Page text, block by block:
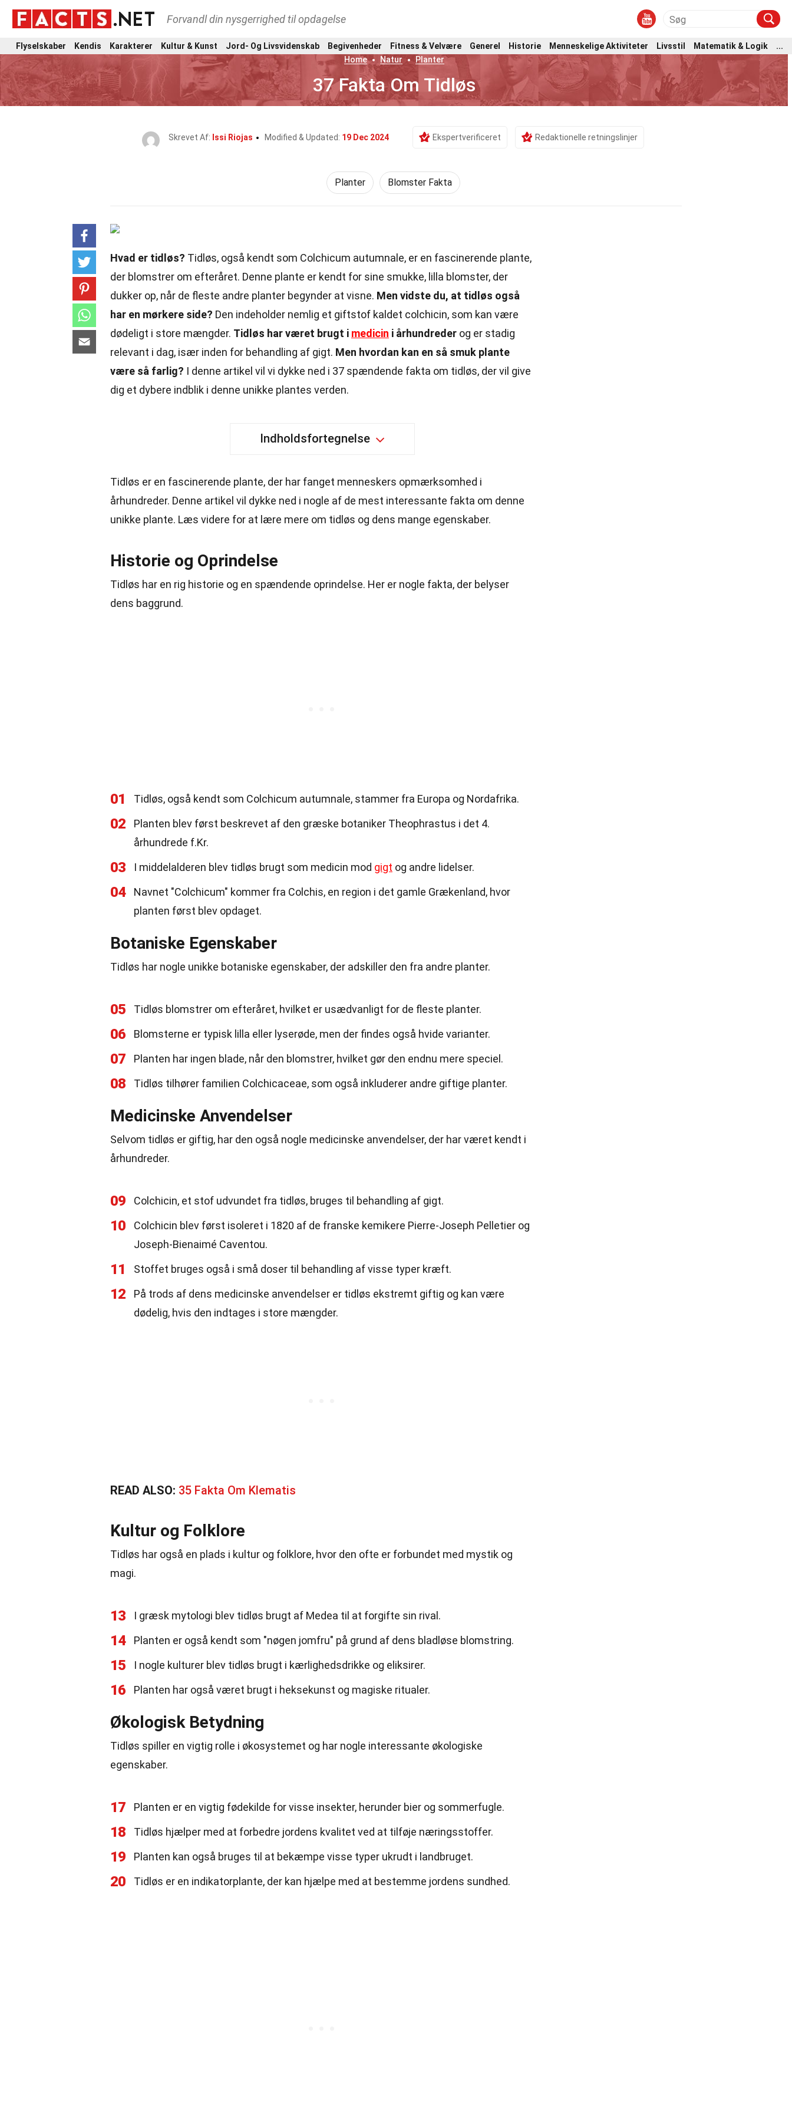
Forvandl din nysgerrighed til opdagelse
Flyselskaber Kendis Karakterer Kultur & Kunst Jord- Og Livsvidenskab Begivenheder Fitness & Velvære Generel Historie Menneskelige Aktiviteter Livsstil Matematik & Logik
...
Home
Natur Planter
37 Fakta Om Tidløs
Skrevet Af: Issi Riojas Modified & Updated: 19 Dec 2024 Ekspertverificeret Redaktionelle retningslinjer
Planter Blomster Fakta
Hvad er tidløs? Tidløs, også kendt som Colchicum autumnale, er en fascinerende plante,
der blomstrer om efteråret. Denne plante er kendt for sine smukke, lilla blomster, der
dukker op, når de fleste andre planter begynder at visne. Men vidste du, at tidløs også
har en mørkere side? Den indeholder nemlig et giftstof kaldet colchicin, som kan være
dødeligt i store mængder. Tidløs har været brugt i medicin i århundreder og er stadig
relevant i dag, især inden for behandling af gigt. Men hvordan kan en så smuk plante
være så farlig? I denne artikel vil vi dykke ned i 37 spændende fakta om tidløs, der vil give
dig et dybere indblik i denne unikke plantes verden.
Indholdsfortegnelse
Tidløs er en fascinerende plante, der har fanget menneskers opmærksomhed i
århundreder. Denne artikel vil dykke ned i nogle af de mest interessante fakta om denne
unikke plante. Læs videre for at lære mere om tidløs og dens mange egenskaber.
Historie og Oprindelse
Tidløs har en rig historie og en spændende oprindelse. Her er nogle fakta, der belyser
dens baggrund.
01 Tidløs, også kendt som Colchicum autumnale, stammer fra Europa og Nordafrika.
02
Planten blev først beskrevet af den græske botaniker Theophrastus i det 4.
århundrede f.Kr.
03 I middelalderen blev tidløs brugt som medicin mod gigt og andre lidelser.
04
Navnet "Colchicum" kommer fra Colchis, en region i det gamle Grækenland, hvor
planten først blev opdaget.
Botaniske Egenskaber
Tidløs har nogle unikke botaniske egenskaber, der adskiller den fra andre planter.
05 Tidløs blomstrer om efteråret, hvilket er usædvanligt for de fleste planter.
06 Blomsterne er typisk lilla eller lyserøde, men der findes også hvide varianter.
07 Planten har ingen blade, når den blomstrer, hvilket gør den endnu mere speciel.
08 Tidløs tilhører familien Colchicaceae, som også inkluderer andre giftige planter.
Medicinske Anvendelser
Selvom tidløs er giftig, har den også nogle medicinske anvendelser, der har været kendt i
århundreder.
09 Colchicin, et stof udvundet fra tidløs, bruges til behandling af gigt.
10
Colchicin blev først isoleret i 1820 af de franske kemikere Pierre-Joseph Pelletier og
Joseph-Bienaimé Caventou.
11 Stoffet bruges også i små doser til behandling af visse typer kræft.
12
På trods af dens medicinske anvendelser er tidløs ekstremt giftig og kan være
dødelig, hvis den indtages i store mængder.
READ ALSO: 35 Fakta Om Klematis
Kultur og Folklore
Tidløs har også en plads i kultur og folklore, hvor den ofte er forbundet med mystik og
magi.
13 I græsk mytologi blev tidløs brugt af Medea til at forgifte sin rival.
14 Planten er også kendt som "nøgen jomfru" på grund af dens bladløse blomstring.
15 I nogle kulturer blev tidløs brugt i kærlighedsdrikke og eliksirer.
16 Planten har også været brugt i heksekunst og magiske ritualer.
Økologisk Betydning
Tidløs spiller en vigtig rolle i økosystemet og har nogle interessante økologiske
egenskaber.
17 Planten er en vigtig fødekilde for visse insekter, herunder bier og sommerfugle.
18 Tidløs hjælper med at forbedre jordens kvalitet ved at tilføje næringsstoffer.
19 Planten kan også bruges til at bekæmpe visse typer ukrudt i landbruget.
20 Tidløs er en indikatorplante, der kan hjælpe med at bestemme jordens sundhed.